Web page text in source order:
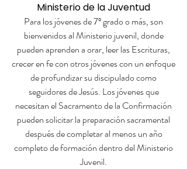
Ministerio de la Juventud
Para los jóvenes de 7º grado o más, son
bienvenidos al Ministerio juvenil, donde
pueden aprenden a orar, leer las Escrituras,
crecer en fe con otros jóvenes con un enfoque
de profundizar su discipulado como
seguidores de Jesús. Los jóvenes que
necesitan el Sacramento de la Confirmación
pueden solicitar la preparación sacramental
después de completar al menos un año
completo de formación dentro del Ministerio
Juvenil.